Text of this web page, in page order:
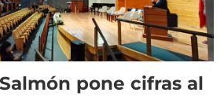
pone cifras al